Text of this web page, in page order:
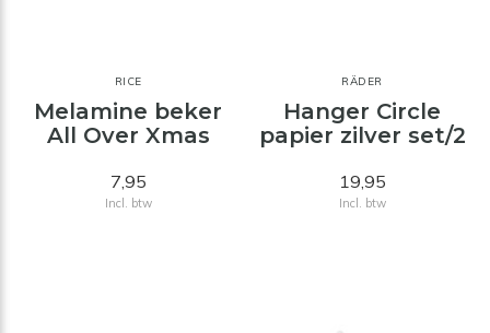
RICE
Melamine beker
All Over Xmas
7,95
Incl. btw
RÄDER
Hanger Circle
papier zilver set/2
19,95
Incl. btw